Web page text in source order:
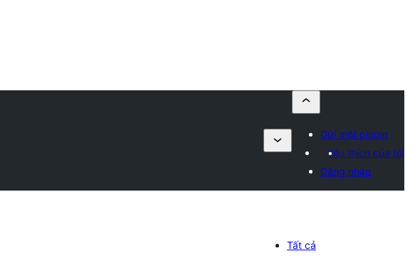
Gửi một plugin
Yêu thích của tôi
Đăng nhập
Tất cả